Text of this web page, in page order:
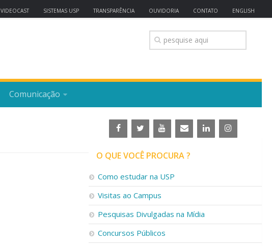
VIDEOCAST SISTEMAS USP TRANSPARÊNCIA OUVIDORIA CONTATO ENGLISH
Comunicação
O QUE VOCÊ PROCURA ?
Como estudar na USP
Visitas ao Campus
Pesquisas Divulgadas na Mídia
Concursos Públicos